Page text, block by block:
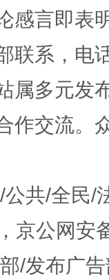
感言即表
联系，电
属多元发
作交流。
公共/全民/
京公网安
/发布广